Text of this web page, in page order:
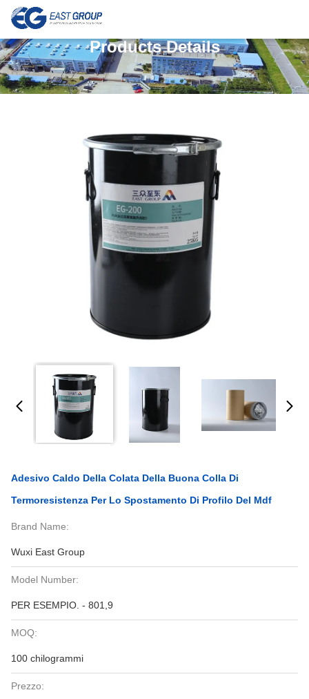
Products Details
Adesivo Caldo Della Colata Della Buona Colla Di
Termoresistenza Per Lo Spostamento Di Profilo Del Mdf
Brand Name:
Wuxi East Group
Model Number:
PER ESEMPIO. - 801,9
MOQ:
100 chilogrammi
Prezzo: